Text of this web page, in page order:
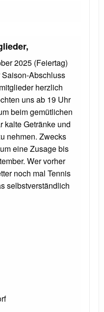
2025 (Feiertag)
Abschluss
herzlich
uns ab 19 Uhr
beim gemütlichen
kalte Getränke und
nehmen. Zwecks
eine Zusage bis
Wer vorher
noch mal Tennis
selbstverständlich